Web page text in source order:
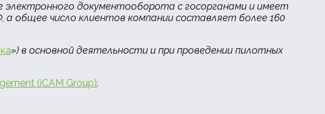
электронного документооборота с госорганами и имеет
а общее число клиентов компании составляет более 160
») в основной деятельности и при проведении пилотных
(iCAM Group).